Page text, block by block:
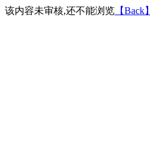
该内容未审核,还不能浏览 【Back】